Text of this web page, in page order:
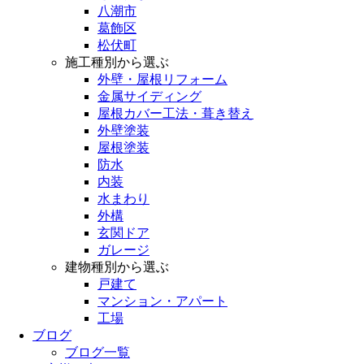
八潮市
葛飾区
松伏町
施工種別から選ぶ
外壁・屋根リフォーム
金属サイディング
屋根カバー工法・葺き替え
外壁塗装
屋根塗装
防水
内装
水まわり
外構
玄関ドア
ガレージ
建物種別から選ぶ
戸建て
マンション・アパート
工場
ブログ
ブログ一覧